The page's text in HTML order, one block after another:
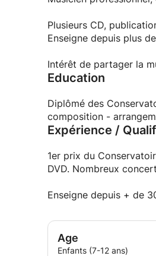
Plusieurs CD,
Enseigne depuis plus
Intérêt de partager la
Education
Diplômé des
Expérience /
1er prix du
DVD. Nombreux
Enseigne depuis + de
Age
Enfants (7-12 ans)